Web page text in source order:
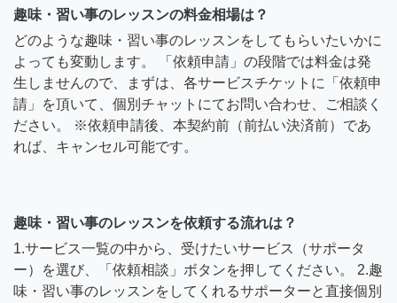
趣味・習い事のレッスンの料金相場は？
どのような趣味・習い事のレッスンをしてもらいたいかに
よっても変動します。 「依頼申請」の段階では料金は発
生しませんので、まずは、各サービスチケットに「依頼申
請」を頂いて、個別チャットにてお問い合わせ、ご相談く
ださい。 ※依頼申請後、本契約前（前払い決済前）であ
れば、キャンセル可能です。
趣味・習い事のレッスンを依頼する流れは？
1.サービス一覧の中から、受けたいサービス（サポータ
ー）を選び、「依頼相談」ボタンを押してください。 2.趣
味・習い事のレッスンをしてくれるサポーターと直接個別